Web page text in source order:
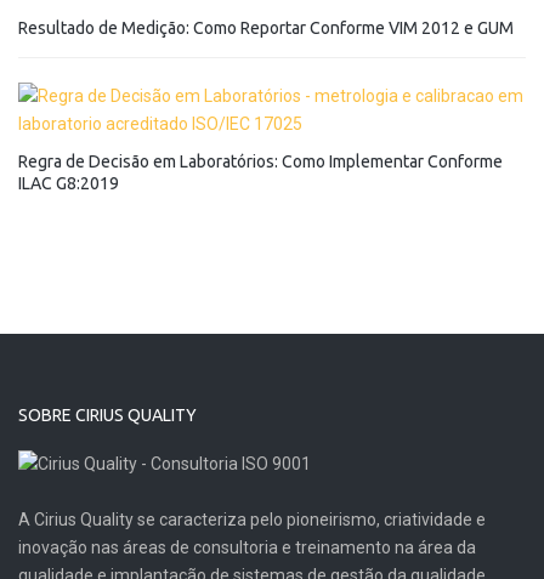
Resultado de Medição: Como Reportar Conforme VIM 2012 e GUM
Regra de Decisão em Laboratórios: Como Implementar Conforme
ILAC G8:2019
SOBRE CIRIUS QUALITY
A Cirius Quality se caracteriza pelo pioneirismo, criatividade e
inovação nas áreas de consultoria e treinamento na área da